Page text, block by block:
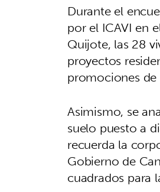
Durante el
por el ICAVI en
Quijote, las 28
proyectos
promociones de
Asimismo, se
suelo puesto a
recuerda la
Gobierno de
cuadrados para